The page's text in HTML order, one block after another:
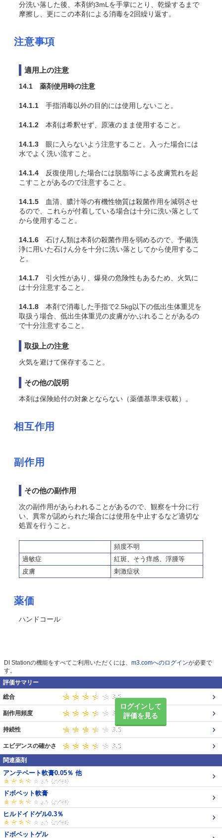
分洗い落した後、本剤約3mLを手掌にとり、乾燥するまで
摩擦し、更にこの本剤による消毒を2回繰り返す。
注意事項
適用上の注意
14.1 薬剤使用時の注意
14.1.1 手指消毒以外の目的には使用しないこと。
14.1.2 本剤は希釈せず、原液のまま使用すること。
14.1.3 眼に入らないよう注意すること。入った場合には
水でよく洗い流すこと。
14.1.4 反復使用した場合には脱脂等による皮膚荒れを起
こすことがあるので注意すること。
14.1.5 血清、膿汁等の有機性物質は殺菌作用を減弱させ
るので、これらが付着している場合は十分に洗い落として
から使用すること。
14.1.6 石けん類は本剤の殺菌作用を弱めるので、予備洗
浄に用いた石けん分を十分に洗い落としてから使用するこ
と。
14.1.7 引火性があり、爆発の危険性もあるため、火気に
は十分注意すること。
14.1.8 本剤で消毒した手指で2.5kg以下の低出生体重児を
取扱う場合、低出生体重児の皮膚がかぶれることがあるの
で十分注意すること。
取扱上の注意
火気を避けて保存すること。
その他の説明
本剤は保険給付の対象とならない（薬価基準未収載）。
相互作用
副作用
その他の副作用
次の副作用があらわれることがあるので、観察を十分に行
い、異常が認められた場合には使用を中止するなど適切な
処置を行うこと。
頻度不明
過敏症
紅斑、そう痒感、浮腫等
皮膚
刺激症状
薬価
ハンドコール
DI Stationの機能をすべてご利用いただくには、 m3.comへのログインが必要で
す。
評価サマリー
ログインして
評価を見る
総合
副作用頻度
持続性
エビデンスの確かさ
関連薬剤
アンテベート軟膏0.05％ 他
ドボベット軟膏
ヒルドイドゲル0.3％
ドボベットゲル